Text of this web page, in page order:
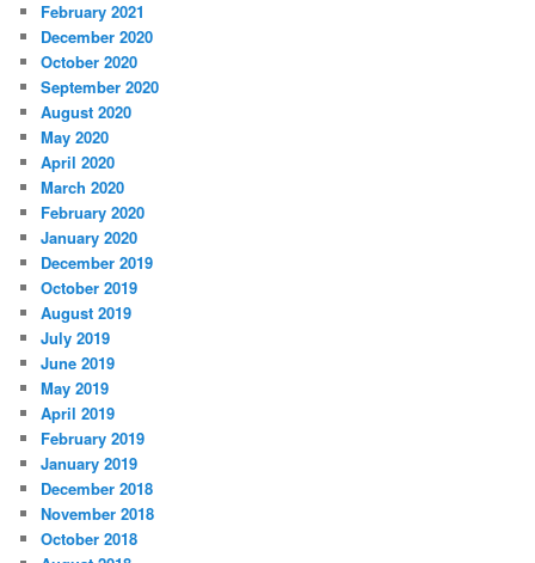
February 2021
December 2020
October 2020
September 2020
August 2020
May 2020
April 2020
March 2020
February 2020
January 2020
December 2019
October 2019
August 2019
July 2019
June 2019
May 2019
April 2019
February 2019
January 2019
December 2018
November 2018
October 2018